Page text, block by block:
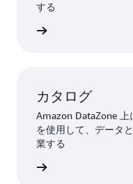
する
カタログ
Amazon DataZone 上
を使用して、データ
業する